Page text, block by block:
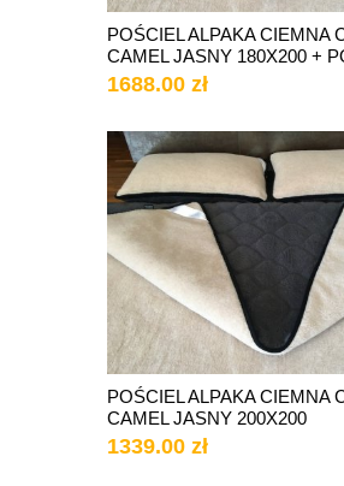
POŚCIEL ALPAKA CIEMNA
CAMEL JASNY 180X200 +
1688.00 zł
POŚCIEL ALPAKA CIEMNA
CAMEL JASNY 200X200
1339.00 zł